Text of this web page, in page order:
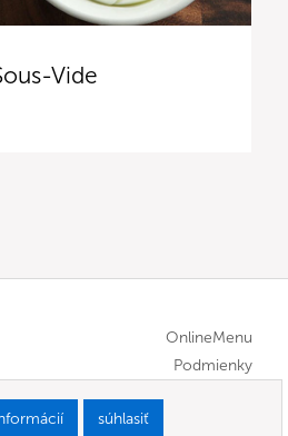
Vide
OnlineMenu
Podmienky
súhlasiť